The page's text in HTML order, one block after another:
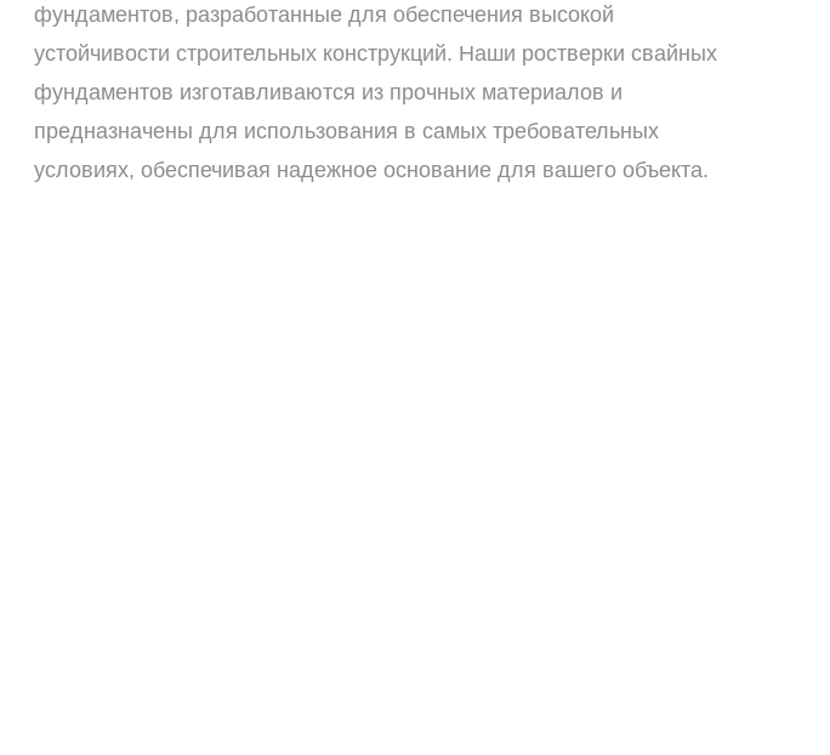
фундаментов, разработанные для обеспечения высокой
устойчивости строительных конструкций. Наши ростверки свайных
фундаментов изготавливаются из прочных материалов и
предназначены для использования в самых требовательных
условиях, обеспечивая надежное основание для вашего объекта.